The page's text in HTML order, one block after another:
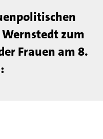
zum
Frauen am 8.